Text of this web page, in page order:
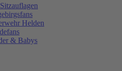
Helden
& Babys